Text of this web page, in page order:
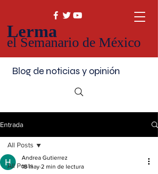
Lerma
el Semanario de México
Blog de noticias y opinión
Entrada
All Posts
All Posts
Andrea Gutierrez
18 may 2 min de lectura